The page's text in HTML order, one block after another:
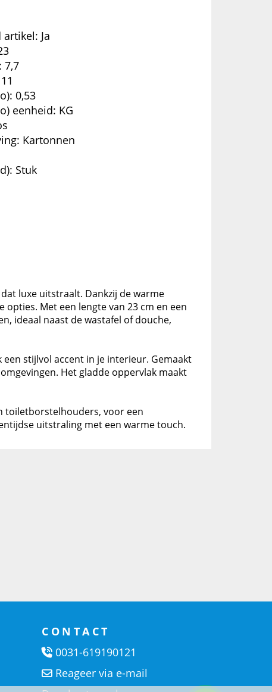
Ja
7,7
0,53
eenheid: KG
Kartonnen
Stuk
luxe uitstraalt. Dankzij de warme
Met een lengte van 23 cm en een
ideaal naast de wastafel of douche,
stijlvol accent in je interieur. Gemaakt
Het gladde oppervlak maakt
toiletborstelhouders, voor een
uitstraling met een warme touch.
CONTACT
0031-619190121
Reageer via e-mail